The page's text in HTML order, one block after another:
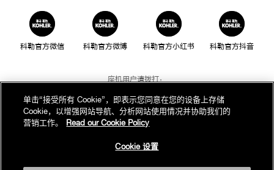
科勒官方微信 科勒官方微博 科勒官方小红书 科勒官方抖音
座机用户请拨打：
800-820-2628
手机用户请拨打：
400-820-2628
我们的电话服务时间为：
单击“接受所有 Cookie”，即表示您同意在您的设备上存储
Cookie，以增强网站导航、分析网站使用情况并协助我们的
营销工作。
Read our Cookie Policy
Cookie 设置